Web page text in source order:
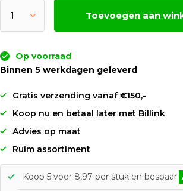
Toevoegen aan
Op voorraad
Binnen 5 werkdagen geleverd
Gratis verzending vanaf €150,-
Koop nu en betaal later met Billink
Advies op maat
Ruim assortiment
Koop 5 voor 8,97 per stuk en bespaar